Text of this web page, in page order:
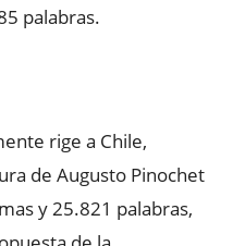
palabras.
rige a Chile,
de Augusto Pinochet
y 25.821 palabras,